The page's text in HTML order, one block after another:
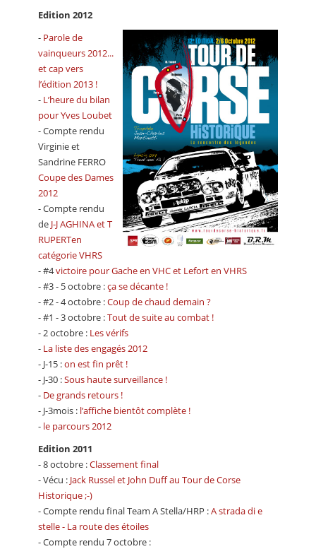
Edition 2012
- Parole de
vainqueurs 2012...
et cap vers
l’édition 2013 !
- L’heure du bilan
pour Yves Loubet
- Compte rendu
Virginie et
Sandrine FERRO
Coupe des Dames
2012
- Compte rendu
de J-J AGHINA et T
RUPERTen
catégorie VHRS
- #4victoire pour Gache en VHC et Lefort en VHRS
- #3 - 5 octobre :ça se décante !
- #2 - 4 octobre :Coup de chaud demain ?
- #1 - 3 octobre :Tout de suite au combat !
- 2 octobre : Les vérifs
- La liste des engagés 2012
- J-15 :on est fin prêt !
- J-30 :Sous haute surveillance !
- De grands retours !
- J-3mois : l’affiche bientôt complète !
- le parcours 2012
Edition 2011
- 8 octobre :Classement final
- Vécu : Jack Russel et John Duff au Tour de Corse
Historique ;-)
- Compte rendu final Team A Stella/HRP :A strada di e
stelle - La route des étoiles
- Compte rendu 7 octobre :